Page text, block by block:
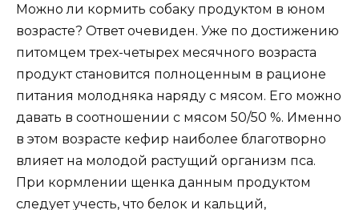
Можно ли кормить собаку продуктом в юном
возрасте? Ответ очевиден. Уже по достижению
питомцем трех-четырех месячного возраста
продукт становится полноценным в рационе
питания молодняка наряду с мясом. Его можно
давать в соотношении с мясом 50/50 %. Именно
в этом возрасте кефир наиболее благотворно
влияет на молодой растущий организм пса.
При кормлении щенка данным продуктом
следует учесть, что белок и кальций,